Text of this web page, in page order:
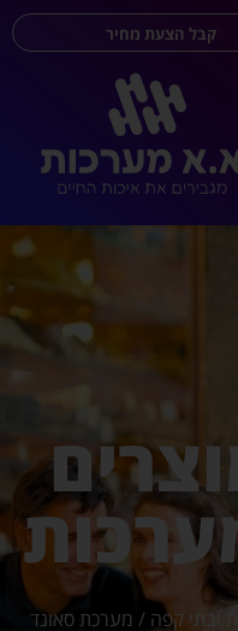
קבל הצעת מחיר
ובתי קפה / מערכת סאונד